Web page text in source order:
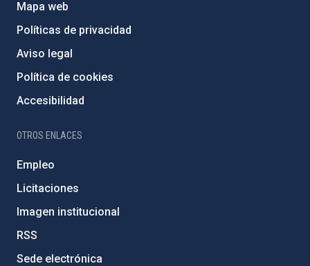
Mapa web
Políticas de privacidad
Aviso legal
Política de cookies
Accesibilidad
OTROS ENLACES
Empleo
Licitaciones
Imagen institucional
RSS
Sede electrónica